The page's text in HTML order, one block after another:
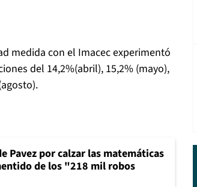
medida con el Imacec experimentó
del 14,2%(abril), 15,2% (mayo),
Pavez por calzar las matemáticas
de los "218 mil robos